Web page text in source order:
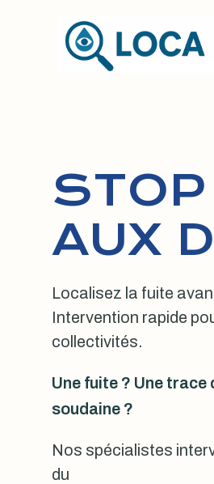
STOP
AUX
Localisez la fuite
Intervention rapide
collectivités.
Une fuite ? Une trace
soudaine ?
Nos spécialistes
du